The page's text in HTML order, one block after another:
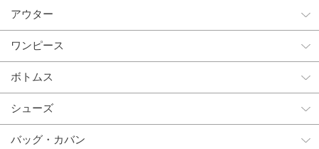
アウター
ワンピース
ボトムス
シューズ
バッグ・カバン